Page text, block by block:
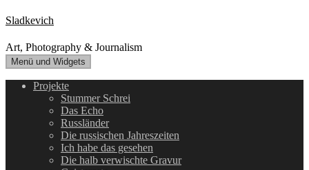
Zum
Inhalt
springen
Sladkevich
Art, Photography & Journalism
Menü und Widgets
Projekte
Stummer Schrei
Das Echo
Russländer
Die russischen Jahreszeiten
Ich habe das gesehen
Die halb verwischte Gravur